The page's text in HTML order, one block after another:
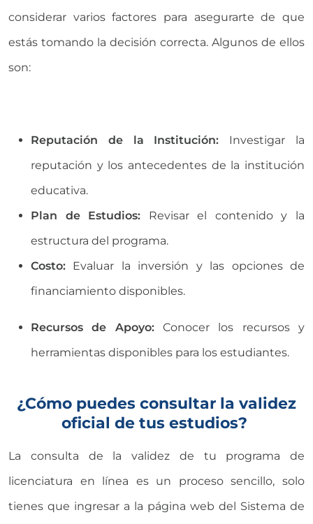
considerar varios factores para asegurarte de que
estás tomando la decisión correcta. Algunos de ellos
son:
Reputación de la Institución: Investigar la
reputación y los antecedentes de la institución
educativa.
Plan de Estudios: Revisar el contenido y la
estructura del programa.
Costo: Evaluar la inversión y las opciones de
financiamiento disponibles.
Recursos de Apoyo:Conocer los recursos y
herramientas disponibles para los estudiantes.
¿Cómo puedes consultar la validez
oficial de tus estudios?
La consulta de la validez de tu programa de
licenciatura en línea es un proceso sencillo, solo
tienes que ingresar a la página web del Sistema de